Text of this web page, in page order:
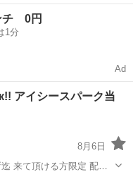
受信可能 AMラジ
も未確認 外観は、使用
チ 0円
1分
Ad
アイシースパーク当
8月6日
来て頂ける方限定 配送